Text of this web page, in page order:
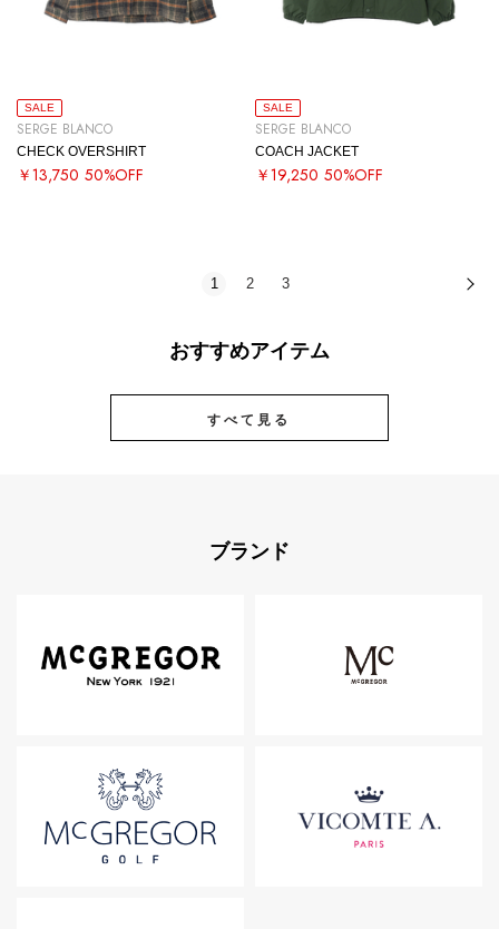
SALE
SERGE BLANCO
CHECK OVERSHIRT
￥13,750 50%OFF
SALE
SERGE BLANCO
COACH JACKET
￥19,250 50%OFF
1 2 3
おすすめアイテム
すべて見る
ブランド